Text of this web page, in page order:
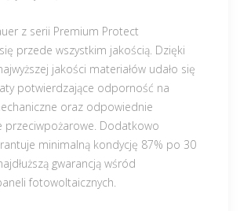
z serii Premium Protect
przede wszystkim jakością. Dzięki
jakości materiałów udało się
potwierdzające odporność na
oraz odpowiednie
przeciwpożarowe. Dodatkowo
minimalną kondycję 87% po 30
gwarancją wśród
fotowoltaicznych.